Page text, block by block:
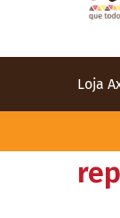
Loja